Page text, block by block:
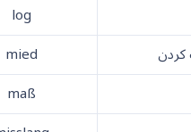
log
کردن mied
maß